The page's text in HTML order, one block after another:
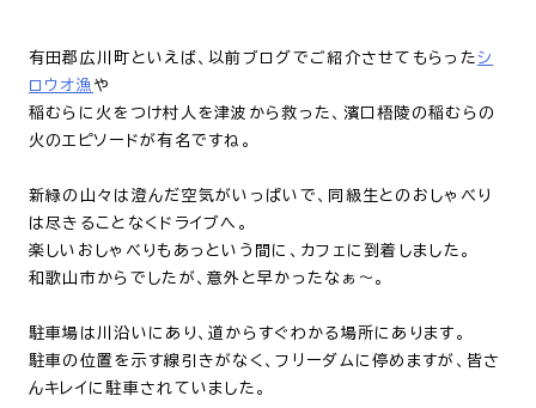
有田郡広川町といえば、以前ブログでご紹介させてもらったシ
ロウオ漁や
稲むらに火をつけ村人を津波から救った、 濱口梧陵の稲むらの
火のエピソードが有名ですね。
新緑の山々は澄んだ空気がいっぱいで、同級生とのおしゃべり
は尽きることなくドライブへ。
楽しいおしゃべりもあっという間に、カフェに到着しました。
和歌山市からでしたが、意外と早かったなぁ～。
駐車場は川沿いにあり、道からすぐわかる場所にあります。
駐車の位置を示す線引きがなく、フリーダムに停めますが、皆さ
んキレイに駐車されていました。